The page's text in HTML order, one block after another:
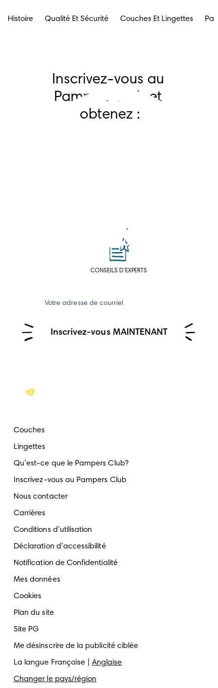
Histoire Qualité Et Sécurité Couches Et Lingettes
Inscrivez-vous au
Pampers Club et
obtenez :
OUTILS
CONSEILS D’EXPERTS
Votre adresse de courriel
Inscrivez-vous MAINTENANT
Couches
Lingettes
Qu’est-ce que le Pampers Club?
Inscrivez-vous au Pampers Club
Nous contacter
Carrières
Conditions d’utilisation
Déclaration d’accessibilité
Notification de Confidentialité
Mes données
Cookies
Plan du site
Site PG
Me désinscrire de la publicité ciblée
La langue Française Anglaise
Changer le pays/région